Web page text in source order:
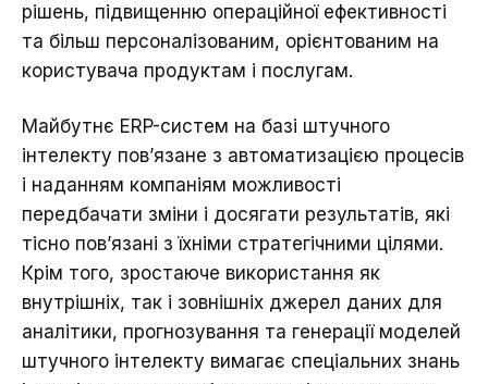
рішень, підвищенню операційної ефективності
та більш персоналізованим, орієнтованим на
користувача продуктам і послугам.
Майбутнє ERP-систем на базі штучного
інтелекту пов’язане з автоматизацією процесів
і наданням компаніям можливості
передбачати зміни і досягати результатів, які
тісно пов’язані з їхніми стратегічними цілями.
Крім того, зростаюче використання як
внутрішніх, так і зовнішніх джерел даних для
аналітики, прогнозування та генерації моделей
штучного інтелекту вимагає спеціальних знань